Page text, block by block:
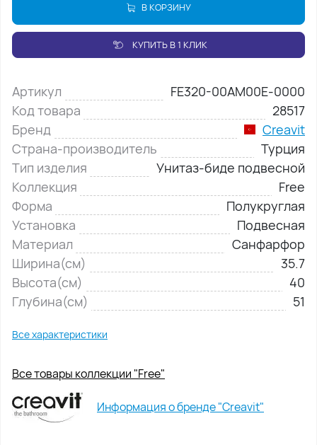
В КОРЗИНУ
КУПИТЬ В 1 КЛИК
Артикул
FE320-00AM00E-0000
Код товара
28517
Бренд
Creavit
Страна-производитель
Турция
Тип изделия
Унитаз-биде подвесной
Коллекция
Free
Форма
Полукруглая
Установка
Подвесная
Материал
Санфарфор
Ширина(см)
35.7
Высота(см)
40
Глубина(см)
51
Все характеристики
Все товары коллекции "Free"
Информация о бренде "Creavit"